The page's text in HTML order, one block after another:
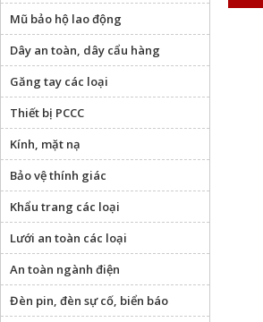
Mũ bảo hộ lao động
Dây an toàn, dây cẩu hàng
Găng tay các loại
Thiết bị PCCC
Kính, mặt nạ
Bảo vệ thính giác
Khẩu trang các loại
Lưới an toàn các loại
An toàn ngành điện
Đèn pin, đèn sự cố, biển báo